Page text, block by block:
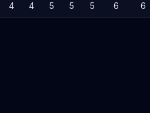
4 4 5 5 5 6 6